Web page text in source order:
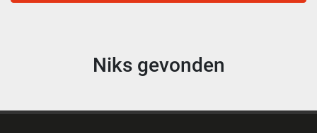
Sorteren op
Niks gevonden